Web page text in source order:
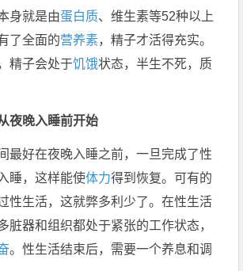
身就是由蛋白质、维生素等52种以上
了全面的营养素，精子才活得充实。
精子会处于饥饿状态，半生不死，质
夜晚入睡前开始
最好在夜晚入睡之前，一旦完成了性
睡，这样能使体力得到恢复。可有的
性生活，这就弊多利少了。在性生活
脏器和组织都处于紧张的工作状态，
。性生活结束后，需要一个养息和调